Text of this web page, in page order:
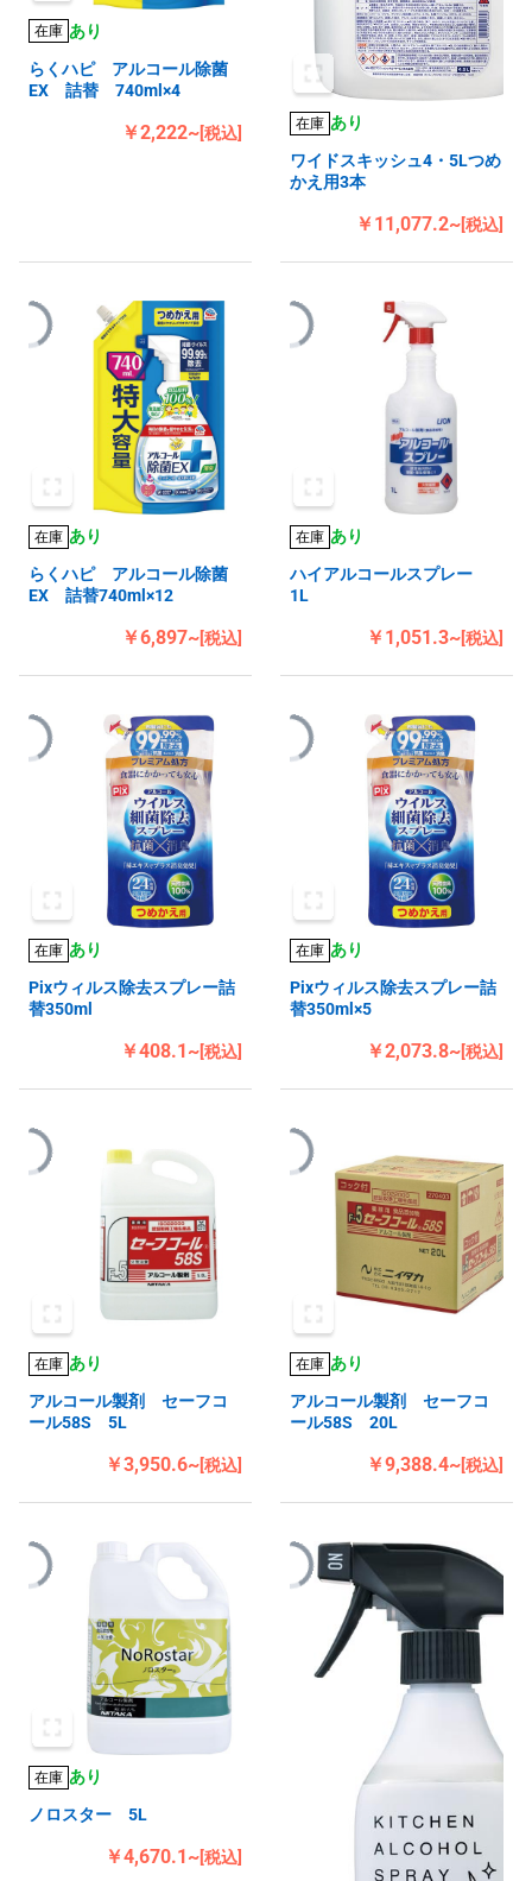
在庫 あり
らくハピ アルコール除菌
EX 詰替 740ml×4
￥2,222~[税込]
在庫 あり
ワイドスキッシュ4・5Lつめ
かえ用3本
￥11,077.2~[税込]
在庫 あり
らくハピ アルコール除菌
EX 詰替740ml×12
￥6,897~[税込]
在庫 あり
ハイアルコールスプレー
1L
￥1,051.3~[税込]
在庫 あり
Pixウィルス除去スプレー詰
替350ml
￥408.1~[税込]
在庫 あり
Pixウィルス除去スプレー詰
替350ml×5
￥2,073.8~[税込]
在庫 あり
アルコール製剤 セーフコ
ール58S 5L
￥3,950.6~[税込]
在庫 あり
アルコール製剤 セーフコ
ール58S 20L
￥9,388.4~[税込]
在庫 あり
ノロスター 5L
￥4,670.1~[税込]